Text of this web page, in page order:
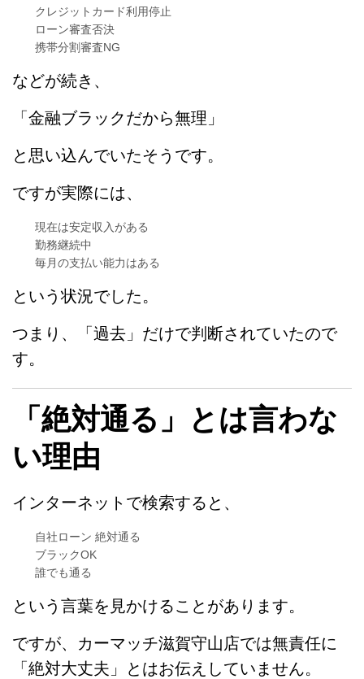
クレジットカード利用停止
ローン審査否決
携帯分割審査NG
などが続き、
「金融ブラックだから無理」
と思い込んでいたそうです。
ですが実際には、
現在は安定収入がある
勤務継続中
毎月の支払い能力はある
という状況でした。
つまり、「過去」だけで判断されていたので
す。
「絶対通る」とは言わな
い理由
インターネットで検索すると、
自社ローン 絶対通る
ブラックOK
誰でも通る
という言葉を見かけることがあります。
ですが、カーマッチ滋賀守山店では無責任に
「絶対大丈夫」とはお伝えしていません。